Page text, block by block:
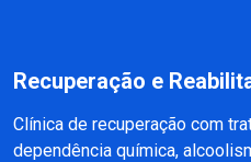
Recuperação e
Clínica de recuperação com
dependência química,